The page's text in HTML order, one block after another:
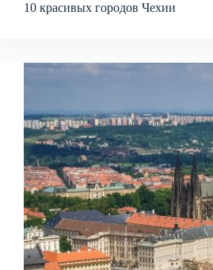
10 красивых городов Чехии